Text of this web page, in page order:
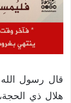
قال رسول
هلال ذي